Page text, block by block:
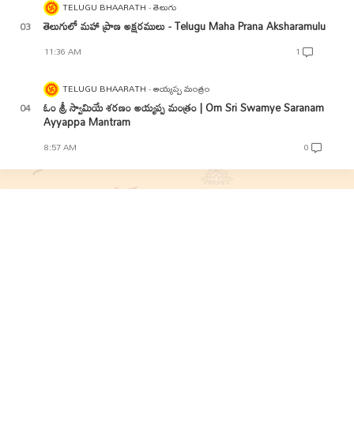
TELUGU BHAARATH తెలుగు
తెలుగులో మహా ప్రాణ అక్షరములు - Telugu Maha Prana Aksharamulu
11:36 AM 1
TELUGU BHAARATH అయ్యప్ప మంత్రం
ఓం శ్రీ స్వామియే శరణం అయ్యప్ప మంత్రం | Om Sri Swamye Saranam
Ayyappa Mantram
8:57 AM 0